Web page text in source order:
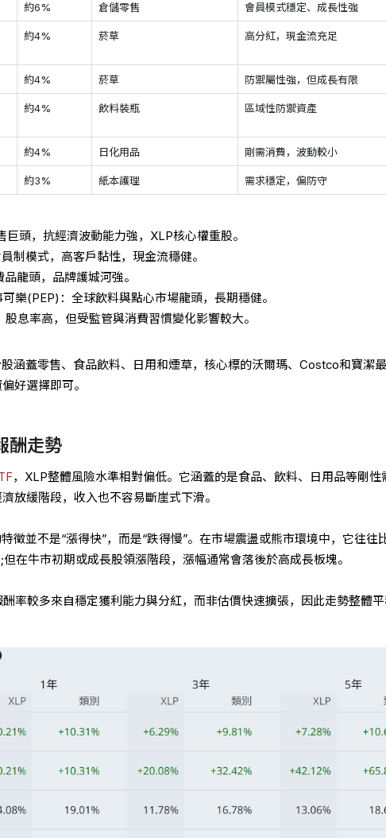
約6% 倉儲零售 會員模式穩定、成長性強
約4% 菸草 高分紅，現金流充足
約4% 菸草 防禦屬性強，但成長有限
約4% 飲料裝瓶 區域性防禦資產
約4% 日化用品 剛需消費，波動較小
約3% 紙本護理 需求穩定，偏防守
頭，抗經濟波動能力強，XLP核心權重股。
制模式，高客戶黏性，現金流穩健。
龍頭，品牌護城河強。
樂(PEP)：全球飲料與點心市場龍頭，長期穩健。
息率高，但受監管與消費習慣變化影響較大。
涵蓋零售、食品飲料、日用和煙草，核心標的沃爾瑪、Costco和寶潔
好選擇即可。
酬走勢
，XLP整體風險水準相對偏低。它涵蓋的是食品、飲料、日用品等剛性
放緩階段，收入也不容易斷崖式下滑。
徵並不是“漲得快”，而是“跌得慢”。在市場震盪或熊市環境中，它往往
在牛市初期或成長股領漲階段，漲幅通常會落後於高成長板塊。
率較多來自穩定獲利能力與分紅，而非估價快速擴張，因此走勢整體平